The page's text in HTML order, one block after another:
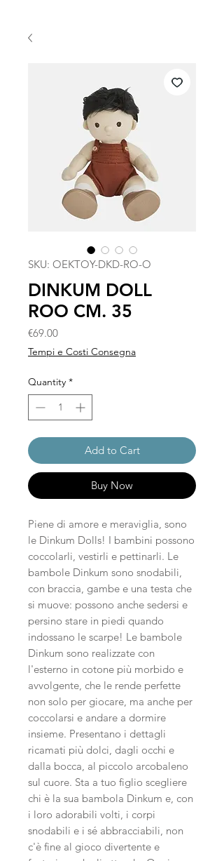
SKU: OEKTOY-DKD-RO-O
DINKUM DOLL
ROO CM. 35
€69.00Price
Tempi e Costi Consegna
Quantity *
Add to Cart
Buy Now
Piene di amore e meraviglia, sono
le Dinkum Dolls! I bambini possono
coccolarli, vestirli e pettinarli. Le
bambole Dinkum sono snodabili,
con braccia, gambe e una testa che
si muove: possono anche sedersi e
persino stare in piedi quando
indossano le scarpe! Le bambole
Dinkum sono realizzate con
l'esterno in cotone più morbido e
avvolgente, che le rende perfette
non solo per giocare, ma anche per
coccolarsi e andare a dormire
insieme. Presentano i dettagli
ricamati più dolci, dagli occhi e
dalla bocca, al piccolo arcobaleno
sul cuore. Sta a tuo figlio scegliere
chi è la sua bambola Dinkum e, con
i loro adorabili volti, i corpi
snodabili e i sé abbracciabili, non
c'è fine al gioco divertente e